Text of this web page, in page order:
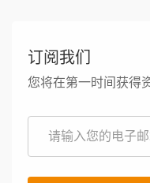
订阅我们
您将在第一时间获得